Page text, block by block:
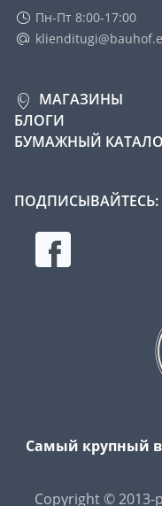
Пн-Пт 8:00-17:00
МАГАЗИНЫ
БЛОГИ
БУМАЖНЫЙ
ПОДПИСЫВАЙТЕСЬ:
Самый крупный
Copyright © 2013-